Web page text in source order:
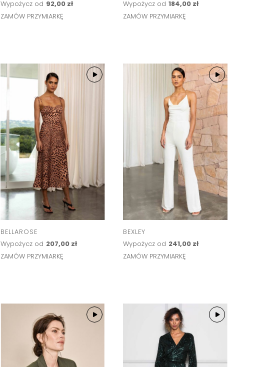
Wypożycz od 92,00 zł
ZAMÓW PRZYMIARKĘ
Wypożycz od 184,00 zł
ZAMÓW PRZYMIARKĘ
BELLAROSE
Wypożycz od 207,00 zł
ZAMÓW PRZYMIARKĘ
BEXLEY
Wypożycz od 241,00 zł
ZAMÓW PRZYMIARKĘ